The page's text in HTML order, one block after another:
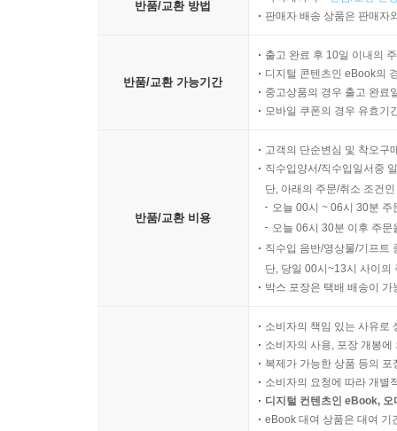
반품/교환 방법
판매자 배송 상품은 판매자
반품/교환 가능기간
출고 완료 후 10일 이내의
디지털 콘텐츠인 eBook의
중고상품의 경우 출고 완료
모바일 쿠폰의 경우 유효기
반품/교환 비용
고객의 단순변심 및 착오구
직수입양서/직수입일서중
단, 아래의 주문/취소 조건
오늘 00시 ~ 06시 30분
오늘 06시 30분 이후 주
직수입 음반/영상물/기프트
단, 당일 00시~13시 사이의
박스 포장은 택배 배송이
소비자의 책임 있는 사유로
소비자의 사용, 포장 개봉
복제가 가능한 상품 등의
소비자의 요청에 따라 개별
디지털 컨텐츠인 eBook,
eBook 대여 상품은 대여 기